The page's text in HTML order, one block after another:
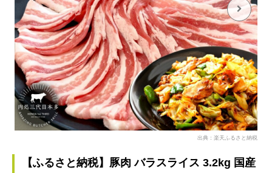
出典：楽天ふるさと納税
【ふるさと納税】豚肉 バラスライス 3.2kg 国産